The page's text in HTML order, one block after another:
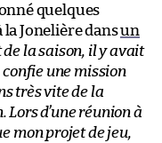
quelques
la Jonelière dansun
de la saison, il y avait
confie une mission
très vite de la
d’une réunion à
mon projet de jeu,